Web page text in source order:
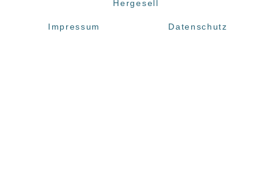
Hergesell
Impressum Datenschutz